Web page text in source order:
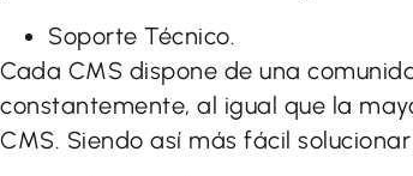
Soporte Técnico.
Cada CMS dispone de una
constantemente, al igual que la
CMS. Siendo así más fácil